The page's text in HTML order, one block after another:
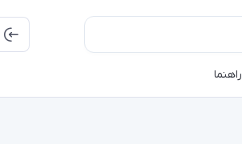
راهنما